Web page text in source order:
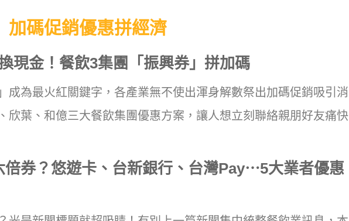
碼促銷優惠拼經濟
現金！餐飲3集團「振興券」拼加碼
成為最火紅關鍵字，各產業無不使出渾身解數祭出加碼促銷吸引消
欣葉、和億三大餐飲集團優惠方案，讓人想立刻聯絡親朋好友痛快
倍券？悠遊卡、台新銀行、台灣Pay⋯5大業者優惠